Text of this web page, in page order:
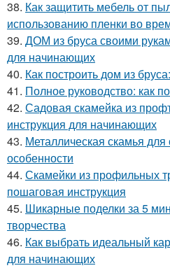
38. Как защитить мебель от
использованию пленки во
39. ДОМ из бруса своими
для начинающих
40. Как построить дом из
41. Полное руководство: как
42. Садовая скамейка из
инструкция для начинающих
43. Металлическая скамья
особенности
44. Скамейки из профильных
пошаговая инструкция
45. Шикарные поделки за 5
творчества
46. Как выбрать идеальный
для начинающих